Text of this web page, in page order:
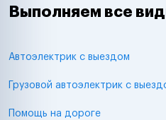
Выполняем все
Автоэлектрик с выездом
Грузовой автоэлектрик с
Помощь на дороге